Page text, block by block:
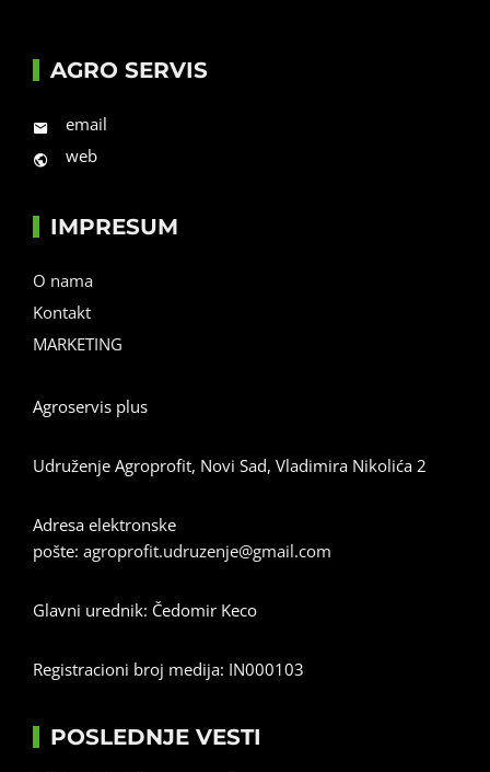
AGRO SERVIS
email
web
IMPRESUM
O nama
Kontakt
MARKETING
Agroservis plus
Udruženje Agroprofit, Novi Sad, Vladimira Nikolića 2
Adresa elektronske
pošte: agroprofit.udruzenje@gmail.com
Glavni urednik: Čedomir Keco
Registracioni broj medija: IN000103
POSLEDNJE VESTI